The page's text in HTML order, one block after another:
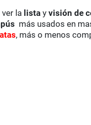
la lista yvisión de
más usados en
, más o menos